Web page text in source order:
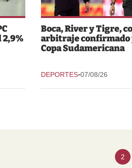
2,9%
Boca, River y Tigre,
arbitraje confirmado
Copa Sudamericana
DEPORTES-07/08/26
2